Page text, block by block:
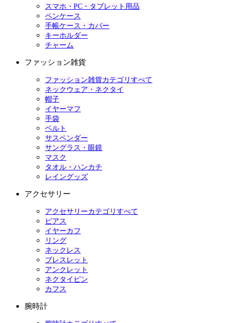
スマホ・PC・タブレット用品
ペンケース
手帳ケース・カバー
キーホルダー
チャーム
ファッション雑貨
ファッション雑貨カテゴリすべて
ネックウェア・ネクタイ
帽子
イヤーマフ
手袋
ベルト
サスペンダー
サングラス・眼鏡
マスク
タオル・ハンカチ
レイングッズ
アクセサリー
アクセサリーカテゴリすべて
ピアス
イヤーカフ
リング
ネックレス
ブレスレット
アンクレット
ネクタイピン
カフス
腕時計